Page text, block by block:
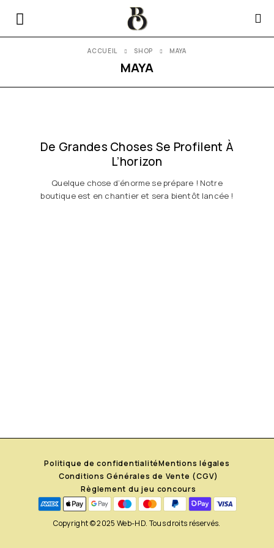
MAYA
ACCUEIL SHOP MAYA
De Grandes Choses Se Profilent À
L’horizon
Quelque chose d’énorme se prépare ! Notre
boutique est en chantier et sera bientôt lancée !
Politique de confidentialitéMentions légales
Conditions Générales de Vente (CGV)
Règlement du jeu concours
Copyright © 2025 Web-HD. Tous droits réservés.